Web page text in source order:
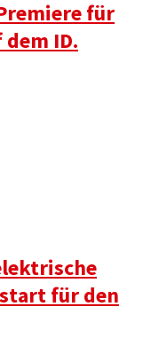
für
dem ID.
für den